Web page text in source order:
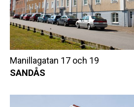
Manillagatan 17 och 19
SANDÅS